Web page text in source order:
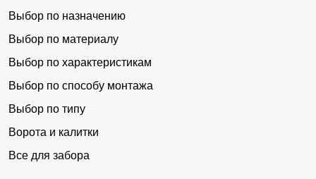
Выбор по назначению
Выбор по материалу
Выбор по характеристикам
Выбор по способу монтажа
Выбор по типу
Ворота и калитки
Все для забора